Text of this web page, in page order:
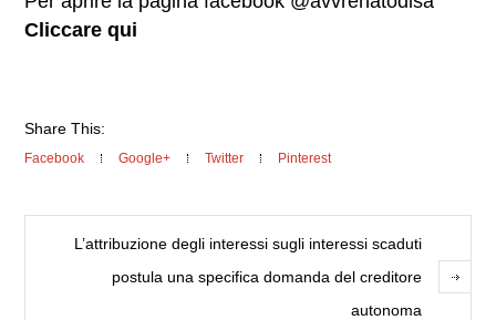
Cliccare qui
Share This:
Facebook Google+ Twitter Pinterest
L’attribuzione degli interessi sugli interessi scaduti
postula una specifica domanda del creditore
autonoma